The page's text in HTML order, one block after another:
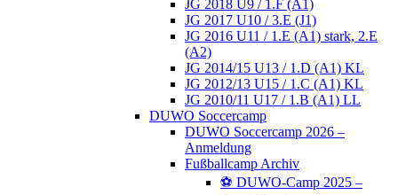
JG 2018 U9 / 1.F (A1)
JG 2017 U10 / 3.E (J1)
JG 2016 U11 / 1.E (A1) stark, 2.E
(A2)
JG 2014/15 U13 / 1.D (A1) KL
JG 2012/13 U15 / 1.C (A1) KL
JG 2010/11 U17 / 1.B (A1) LL
DUWO Soccercamp
DUWO Soccercamp 2026 –
Anmeldung
Fußballcamp Archiv
⚽️ DUWO-Camp 2025 –